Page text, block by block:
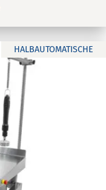
HALBAUTOMATISCHE